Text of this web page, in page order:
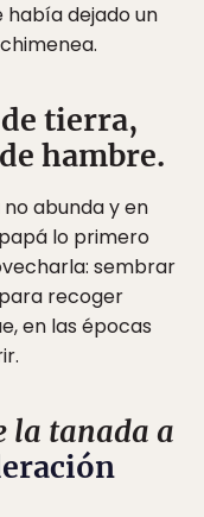
había dejado un
tierra,
hambre.
abunda y en
lo primero
sembrar
recoger
en las épocas
la tanada a